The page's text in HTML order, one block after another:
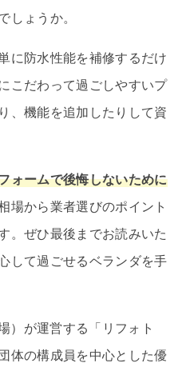
しょうか。
に防水性能を補修するだけ
こだわって過ごしやすいプ
、機能を追加したりして資
ォームで後悔しないために
場から業者選びのポイント
。ぜひ最後までお読みいた
して過ごせるベランダを手
）が運営する「リフォト
体の構成員を中心とした優